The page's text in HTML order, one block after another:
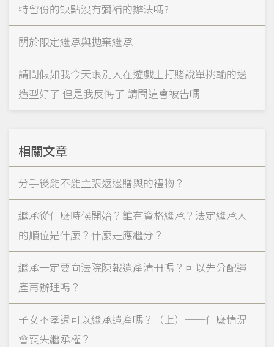
特留份的缺點沒有彌補的辦法嗎?
關於限定繼承與拋棄繼承
請問假如我今天跟別人在遊戲上打賭說單挑輸的送
造型好了 但是我反悔了 請問這會被告嗎
相關文章
分手後能不能主張返還贈與的禮物？
繼承從什麼時候開始？誰有資格繼承？法定繼承人
的順位是什麼？什麼是應繼分？
繼承一定要向法院陳報遺產清冊嗎？可以先分配遺
產再辦理嗎？
子女不孝還可以繼承遺產嗎？（上）──什麼情況
會喪失繼承權？